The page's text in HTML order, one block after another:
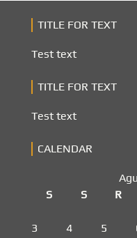
TITLE FOR TEXT
Test text
TITLE FOR TEXT
Test text
CALENDAR
S
S R
3
4 5